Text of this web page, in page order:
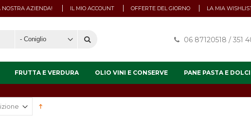
IL MIO ACCOUNT OFFERTE DEL GIORNO LA MIA
AZIENDA!
06 87120518 / 351
FRUTTA E VERDURA OLIO VINI E CONSERVE PANE PASTA E DOLCI